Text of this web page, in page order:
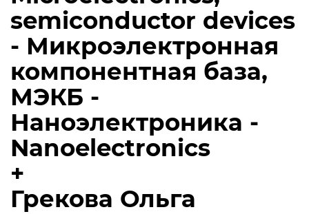
semiconductor devices
- Микроэлектронная
компонентная база,
МЭКБ -
Наноэлектроника -
Nanoelectronics
+
Грекова Ольга